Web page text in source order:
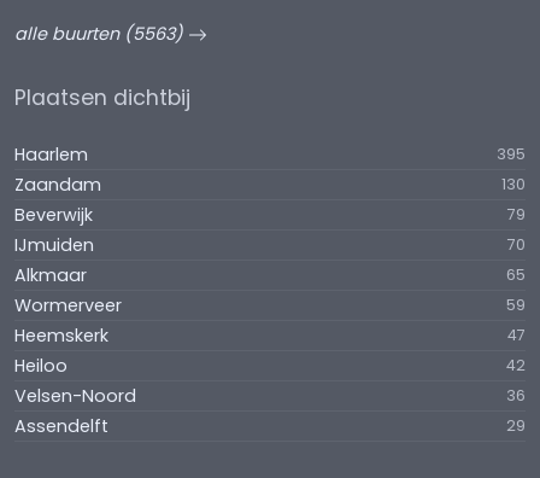
alle buurten (5563)
Plaatsen dichtbij
Haarlem 395
Zaandam 130
Beverwijk 79
IJmuiden 70
Alkmaar 65
Wormerveer 59
Heemskerk 47
Heiloo 42
Velsen-Noord 36
Assendelft 29